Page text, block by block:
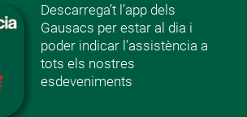
Descarrega’t l’app dels
Gausacs per estar al dia i
poder indicar l’assistència a
tots els nostres
esdeveniments